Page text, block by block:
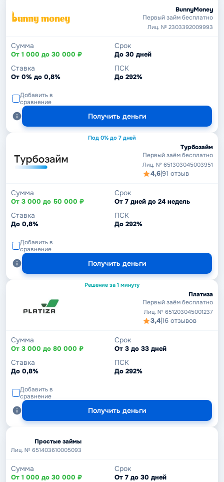
BunnyMoney
Первый займ бесплатно
Лиц. № 2303392009993
Сумма
От 1 000 до 30 000 ₽
Срок
До 30 дней
Ставка
От 0% до 0,8%
ПСК
До 292%
Добавить в
сравнение
Получить деньги
Под 0% до 7 дней
Турбозайм
Первый заём бесплатно
Лиц. № 651303045003951
4,6|91 отзыв
Сумма
От 3 000 до 50 000 ₽
Срок
От 7 дней до 24 недель
Ставка
До 0,8%
ПСК
До 292%
Добавить в
сравнение
Получить деньги
Решение за 1 минуту
Платиза
Первый заём бесплатно
Лиц. № 651203045001237
3,4|16 отзывов
Сумма
От 3 000 до 80 000 ₽
Срок
От 3 до 33 дней
Ставка
До 0,8%
ПСК
До 292%
Добавить в
сравнение
Получить деньги
Простые займы
Лиц. № 651403610005093
Сумма
От 1 000 до 30 000 ₽
Срок
От 7 до 30 дней